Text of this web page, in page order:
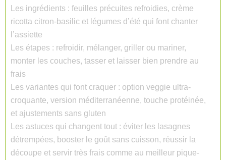
Les ingrédients : feuilles précuites refroidies, crème
ricotta citron-basilic et légumes d’été qui font chanter
l’assiette
Les étapes : refroidir, mélanger, griller ou mariner,
monter les couches, tasser et laisser bien prendre au
frais
Les variantes qui font craquer : option veggie ultra-
croquante, version méditerranéenne, touche protéinée,
et ajustements sans gluten
Les astuces qui changent tout : éviter les lasagnes
détrempées, booster le goût sans cuisson, réussir la
découpe et servir très frais comme au meilleur pique-